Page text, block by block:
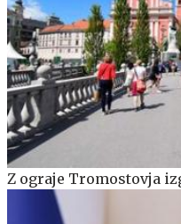
Z ograje Tromostovja